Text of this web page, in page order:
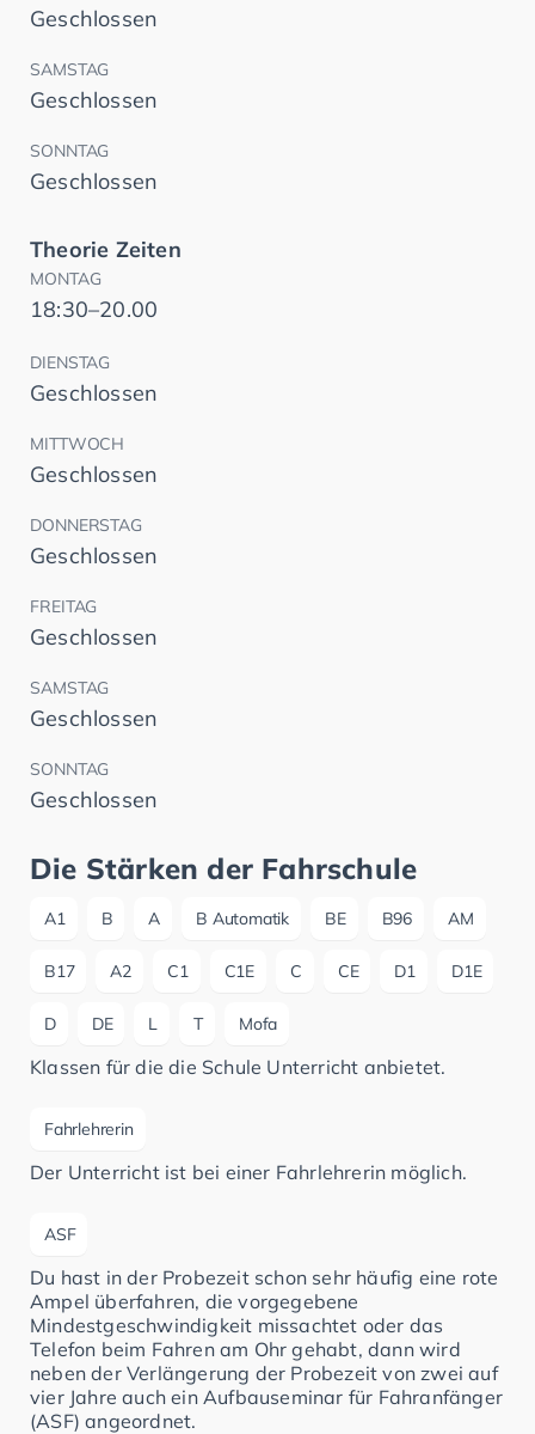
Geschlossen
SAMSTAG
Geschlossen
SONNTAG
Geschlossen
Theorie Zeiten
MONTAG
18:30–20.00
DIENSTAG
Geschlossen
MITTWOCH
Geschlossen
DONNERSTAG
Geschlossen
FREITAG
Geschlossen
SAMSTAG
Geschlossen
SONNTAG
Geschlossen
Die Stärken der Fahrschule
A1 B A B Automatik BE B96 AM
B17 A2 C1 C1E C CE D1 D1E
D DE L T Mofa
Klassen für die die Schule Unterricht anbietet.
Fahrlehrerin
Der Unterricht ist bei einer Fahrlehrerin möglich.
ASF
Du hast in der Probezeit schon sehr häufig eine rote
Ampel überfahren, die vorgegebene
Mindestgeschwindigkeit missachtet oder das
Telefon beim Fahren am Ohr gehabt, dann wird
neben der Verlängerung der Probezeit von zwei auf
vier Jahre auch ein Aufbauseminar für Fahranfänger
(ASF) angeordnet.